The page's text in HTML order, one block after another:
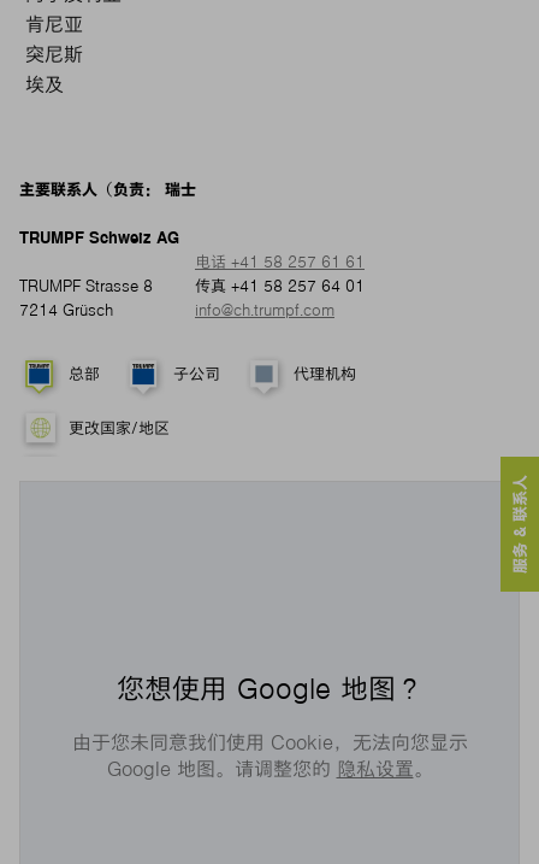
肯尼亚
突尼斯
埃及
主要联系人（负责： 瑞士
TRUMPF Schweiz AG
TRUMPF Strasse 8
7214 Grüsch
电话 +41 58 257 61 61
传真 +41 58 257 64 01
info@ch.trumpf.com
总部 子公司 代理机构
更改国家/地区
您想使用 Google 地图？
由于您未同意我们使用 Cookie，无法向您显示
Google 地图。请调整您的 隐私设置。
服务 & 联系人